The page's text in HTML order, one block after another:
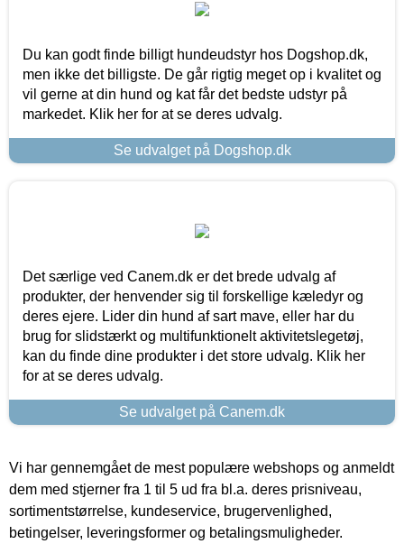
Du kan godt finde billigt hundeudstyr hos Dogshop.dk,
men ikke det billigste. De går rigtig meget op i kvalitet og
vil gerne at din hund og kat får det bedste udstyr på
markedet. Klik her for at se deres udvalg.
Se udvalget på Dogshop.dk
Det særlige ved Canem.dk er det brede udvalg af
produkter, der henvender sig til forskellige kæledyr og
deres ejere. Lider din hund af sart mave, eller har du
brug for slidstærkt og multifunktionelt aktivitetslegetøj,
kan du finde dine produkter i det store udvalg. Klik her
for at se deres udvalg.
Se udvalget på Canem.dk
Vi har gennemgået de mest populære webshops og anmeldt
dem med stjerner fra 1 til 5 ud fra bl.a. deres prisniveau,
sortimentstørrelse, kundeservice, brugervenlighed,
betingelser, leveringsformer og betalingsmuligheder.